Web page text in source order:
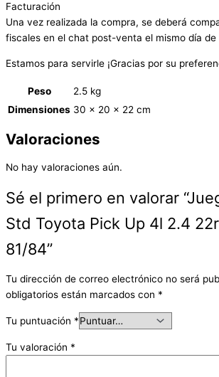
Facturación
Una vez realizada la compra, se deberá
fiscales en el chat post-venta el mismo día de
Estamos para servirle ¡Gracias por su
Peso
2.5 kg
Dimensiones 30 × 20 × 22 cm
Valoraciones
No hay valoraciones aún.
Sé el primero en valorar
Std Toyota Pick Up 4l 2.4
81/84”
Tu dirección de correo electrónico no será
obligatorios están marcados con *
Tu puntuación *
Tu valoración *